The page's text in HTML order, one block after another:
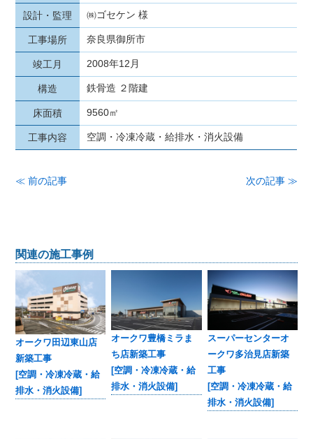
設計・監理 ㈱ゴセケン 様
工事場所 奈良県御所市
竣工月 2008年12月
構造 鉄骨造 ２階建
床面積 9560㎡
工事内容 空調・冷凍冷蔵・給排水・消火設備
≪ 前の記事 次の記事 ≫
関連の施工事例
オークワ田辺東山店
新築工事
[空調・冷凍冷蔵・給
排水・消火設備]
オークワ豊橋ミラま
ち店新築工事
[空調・冷凍冷蔵・給
排水・消火設備]
スーパーセンターオ
ークワ多治見店新築
工事
[空調・冷凍冷蔵・給
排水・消火設備]